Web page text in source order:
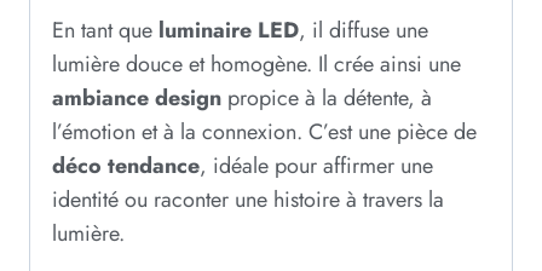
En tant que luminaire LED, il diffuse une
lumière douce et homogène. Il crée ainsi une
ambiance design propice à la détente, à
l’émotion et à la connexion. C’est une pièce de
déco tendance, idéale pour affirmer une
identité ou raconter une histoire à travers la
lumière.